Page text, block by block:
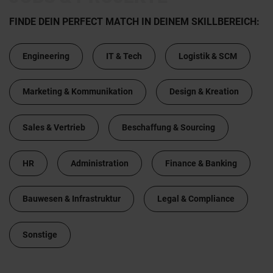
FINDE DEIN PERFECT MATCH IN DEINEM SKILLBEREICH:
Engineering IT & Tech Logistik & SCM
Marketing & Kommunikation Design & Kreation
Sales & Vertrieb Beschaffung & Sourcing
HR Administration Finance & Banking
Bauwesen & Infrastruktur Legal & Compliance
Sonstige